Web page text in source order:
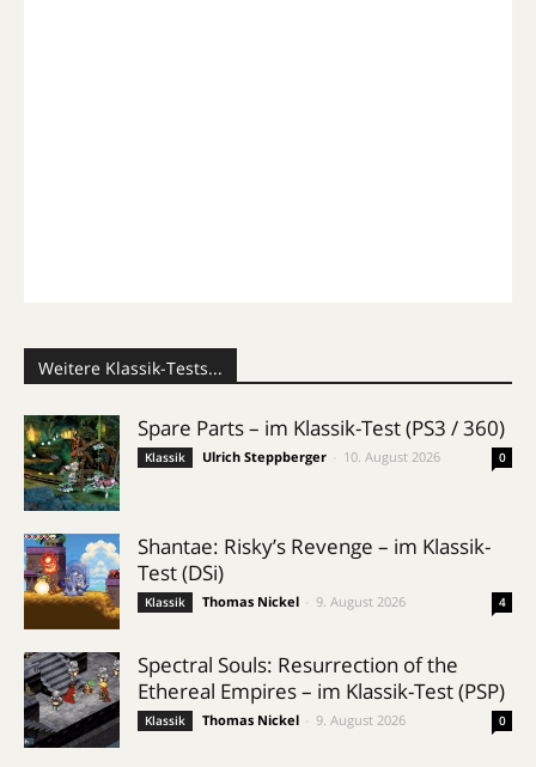
Weitere Klassik-Tests...
Spare Parts – im Klassik-Test (PS3 / 360)
Klassik Ulrich Steppberger 10. August 2026 0
Shantae: Risky’s Revenge – im Klassik-
Test (DSi)
Klassik Thomas Nickel 9. August 2026 4
Spectral Souls: Resurrection of the
Ethereal Empires – im Klassik-Test (PSP)
Klassik Thomas Nickel 9. August 2026 0